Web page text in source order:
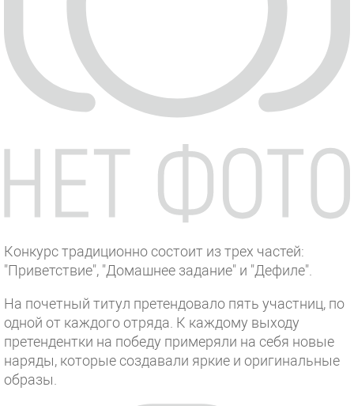
Конкурс традиционно состоит из трех частей:
"Приветствие", "Домашнее задание" и "Дефиле".
На почетный титул претендовало пять участниц, по
одной от каждого отряда. К каждому выходу
претендентки на победу примеряли на себя новые
наряды, которые создавали яркие и оригинальные
образы.